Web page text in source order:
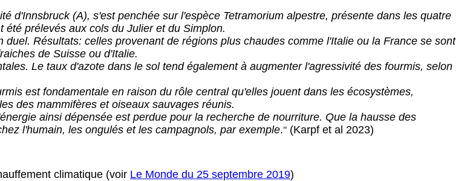
d'Innsbruck (A), s'est penchée sur l'espèce Tetramorium alpestre, présente dans les quatre
prélevés aux cols du Julier et du Simplon.
Résultats: celles provenant de régions plus chaudes comme l'Italie ou la France se sont
de Suisse ou d'Italie.
Le taux d'azote dans le sol tend également à augmenter l'agressivité des fourmis, selon
est fondamentale en raison du rôle central qu'elles jouent dans les écosystèmes,
des mammifères et oiseaux sauvages réunis.
ainsi dépensée est perdue pour la recherche de nourriture. Que la hausse des
l'humain, les ongulés et les campagnols, par exemple." (Karpf et al 2023)
climatique (voir Le Monde du 25 septembre 2019)